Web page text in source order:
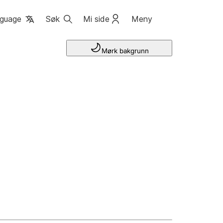
Søk Mi side Meny
Mørk bakgrunn